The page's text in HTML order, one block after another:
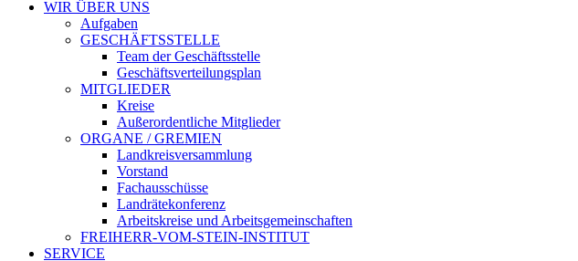
WIR ÜBER UNS
Aufgaben
GESCHÄFTSSTELLE
Team der Geschäftsstelle
Geschäftsverteilungsplan
MITGLIEDER
Kreise
Außerordentliche Mitglieder
ORGANE / GREMIEN
Landkreisversammlung
Vorstand
Fachausschüsse
Landrätekonferenz
Arbeitskreise und Arbeitsgemeinschaften
FREIHERR-VOM-STEIN-INSTITUT
SERVICE